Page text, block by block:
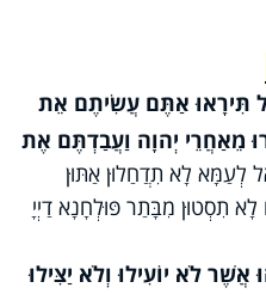
תִּירָאוּ אַתֶּם עֲשִׂיתֶם אֵת
מֵאַחֲרֵי יְהוָה וַעֲבַדְתֶּם אֶת
לְעַמָּא לָא תִדֲחַלוּן אַתּוּן
תִסְטוּן מִבָּתַר פּוּלְחָנָא דַיְיָ
לֹא יוֹעִילוּ וְלֹא יַצִּילוּ